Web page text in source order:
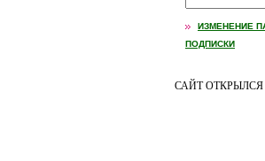
ИЗМЕНЕНИЕ
ПОДПИСКИ
САЙТ ОТКРЫЛСЯ